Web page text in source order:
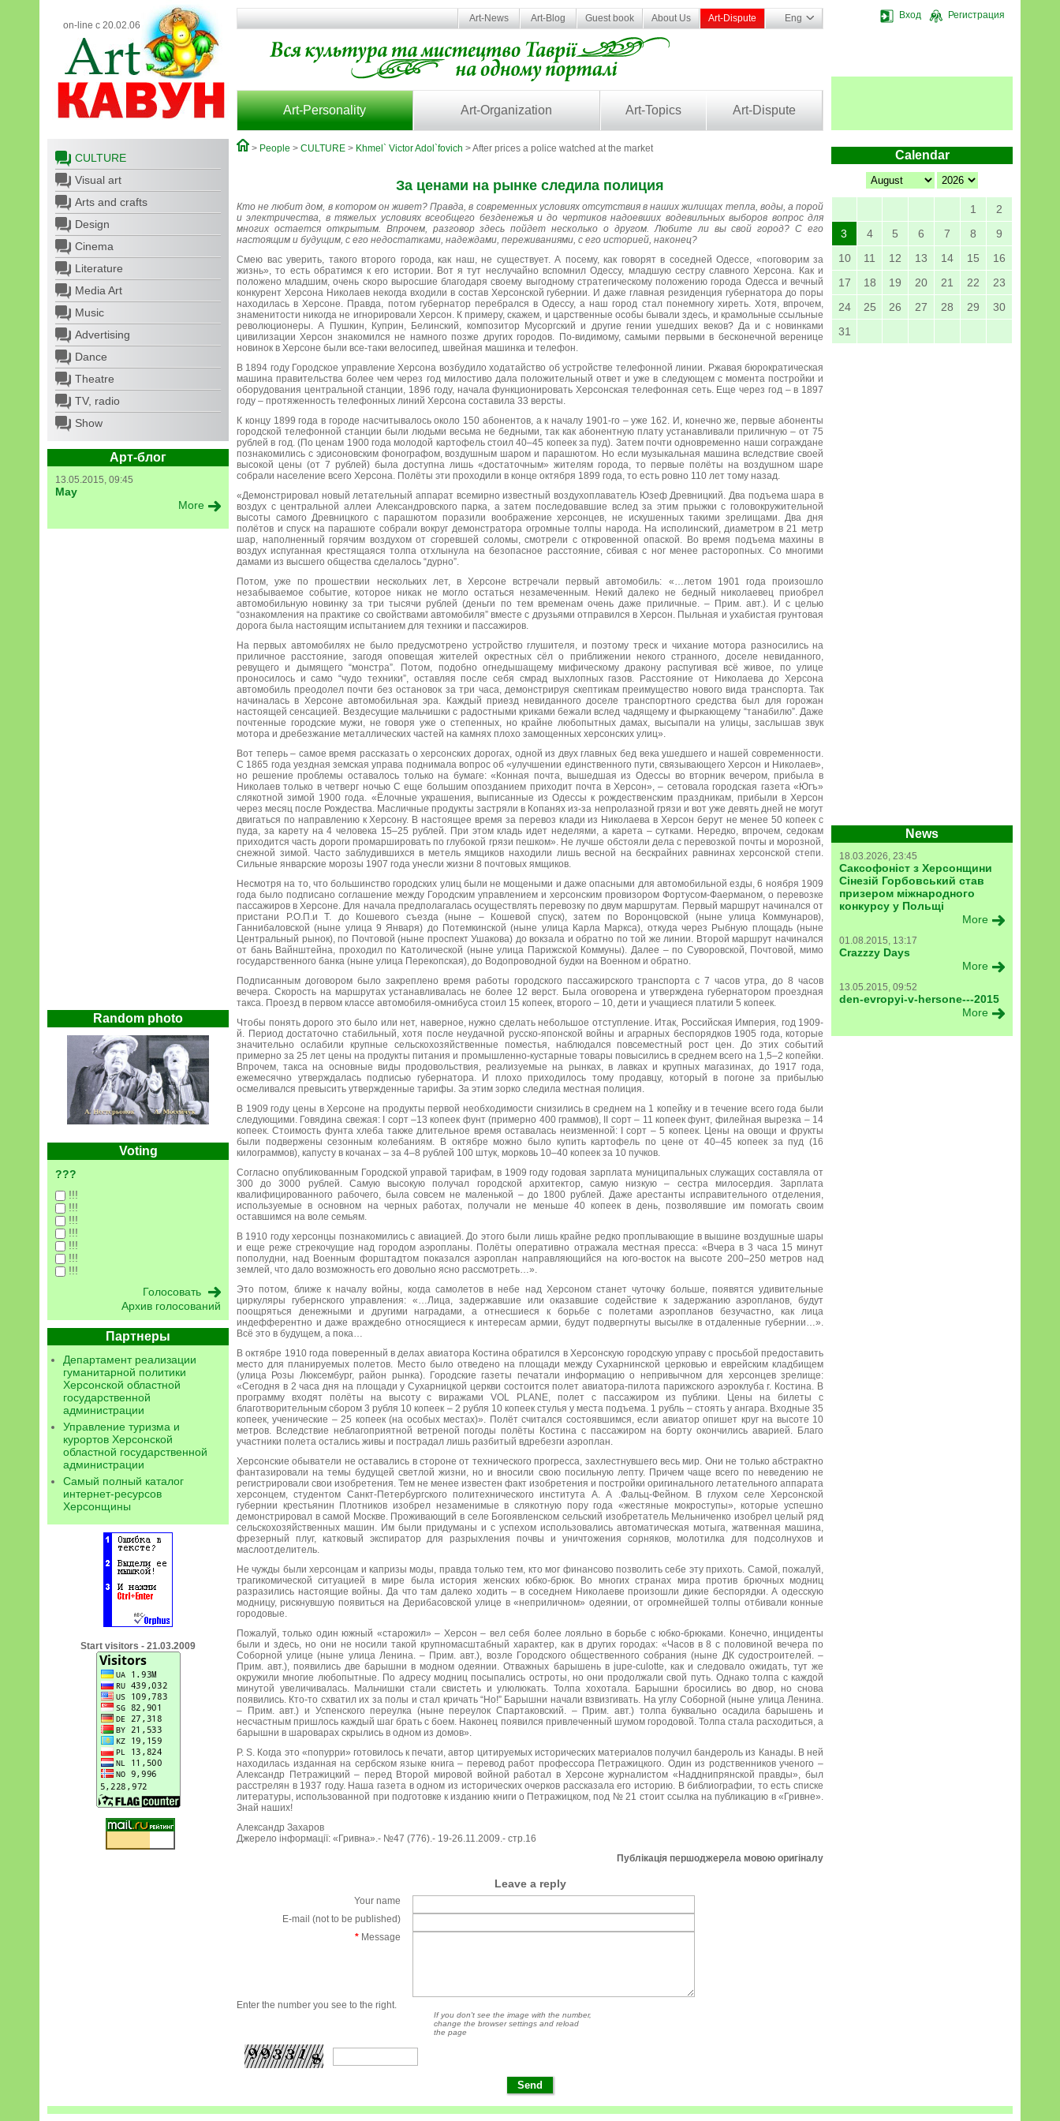
on-line с 20.02.06
Вход Регистрация
Art-News Art-Blog Guest book About Us Art-Dispute Eng
Art-Personality Art-Organization Art-Topics Art-Dispute
CULTURE
Visual art
Arts and crafts
Design
Cinema
Literature
Media Art
Music
Advertising
Dance
Theatre
TV, radio
Show
Арт-блог
13.05.2015, 09:45
May
More
Random photo
Voting
???
!!!
!!!
!!!
!!!
!!!
!!!
!!!
Архив голосований
Партнеры
Департамент реализации
гуманитарной политики
Херсонской областной
государственной
администрации
Управление туризма и
курортов Херсонской
областной государственной
администрации
Самый полный каталог
интернет-ресурсов
Херсонщины
Start visitors - 21.03.2009
Calendar
1
2
3
4 5 6 7 8
9
10
11 12 13 14 15
16
17
18 19 20 21 22
23
24
25 26 27 28 29
30
31
News
18.03.2026, 23:45
Саксофоніст з Херсонщини
Сінезій Горбовський став
призером міжнародного
конкурсу у Польщі
More
01.08.2015, 13:17
Crazzzy Days
More
13.05.2015, 09:52
den-evropyi-v-hersone---2015
More
> People > CULTURE > Khmel` Victor Adol`fovich > After prices a police watched at the market
За ценами на рынке следила полиция
Кто не любит дом, в котором он живет? Правда, в современных условиях отсутствия в наших жилищах тепла, воды, а порой
и электричества, в тяжелых условиях всеобщего безденежья и до чертиков надоевших водевильных выборов вопрос для
многих остается открытым. Впрочем, разговор здесь пойдет несколько о другом. Любите ли вы свой город? С его
настоящим и будущим, с его недостатками, надеждами, переживаниями, с его историей, наконец?
Смею вас уверить, такого второго города, как наш, не существует. А посему, как говорят в соседней Одессе, «поговорим за
жизнь», то есть обратимся к его истории. Вот я тут неслучайно вспомнил Одессу, младшую сестру славного Херсона. Как и
положено младшим, очень скоро выросшие благодаря своему выгодному стратегическому положению города Одесса и вечный
конкурент Херсона Николаев некогда входили в состав Херсонской губернии. И даже главная резиденция губернатора до поры
находилась в Херсоне. Правда, потом губернатор перебрался в Одессу, а наш город стал понемногу хиреть. Хотя, впрочем,
знаменитости никогда не игнорировали Херсон. К примеру, скажем, и царственные особы бывали здесь, и крамольные ссыльные
революционеры. А Пушкин, Куприн, Белинский, композитор Мусоргский и другие гении ушедших веков? Да и с новинками
цивилизации Херсон знакомился не намного позже других городов. По-видимому, самыми первыми в бесконечной веренице
новинок в Херсоне были все-таки велосипед, швейная машинка и телефон.
В 1894 году Городское управление Херсона возбудило ходатайство об устройстве телефонной линии. Ржавая бюрократическая
машина правительства более чем через год милостиво дала положительный ответ и уже в следующем с момента постройки и
оборудования центральной станции, 1896 году, начала функционировать Херсонская телефонная сеть. Еще через год – в 1897
году – протяженность телефонных линий Херсона составила 33 версты.
К концу 1899 года в городе насчитывалось около 150 абонентов, а к началу 1901-го – уже 162. И, конечно же, первые абоненты
городской телефонной станции были людьми весьма не бедными, так как абонентную плату устанавливали приличную – от 75
рублей в год. (По ценам 1900 года молодой картофель стоил 40–45 копеек за пуд). Затем почти одновременно наши сограждане
познакомились с эдисоновским фонографом, воздушным шаром и парашютом. Но если музыкальная машина вследствие своей
высокой цены (от 7 рублей) была доступна лишь «достаточным» жителям города, то первые полёты на воздушном шаре
собрали население всего Херсона. Полёты эти проходили в конце октября 1899 года, то есть ровно 110 лет тому назад.
«Демонстрировал новый летательный аппарат всемирно известный воздухоплаватель Юзеф Древницкий. Два подъема шара в
воздух с центральной аллеи Александровского парка, а затем последовавшие вслед за этим прыжки с головокружительной
высоты самого Древницкого с парашютом поразили воображение херсонцев, не искушенных такими зрелищами. Два дня
полётов и спуск на парашюте собрали вокруг демонстратора огромные толпы народа. На исполинский, диаметром в 21 метр
шар, наполненный горячим воздухом от сгоревшей соломы, смотрели с откровенной опаской. Во время подъема махины в
воздух испуганная крестящаяся толпа отхлынула на безопасное расстояние, сбивая с ног менее расторопных. Со многими
дамами из высшего общества сделалось “дурно”.
Потом, уже по прошествии нескольких лет, в Херсоне встречали первый автомобиль: «…летом 1901 года произошло
незабываемое событие, которое никак не могло остаться незамеченным. Некий далеко не бедный николаевец приобрел
автомобильную новинку за три тысячи рублей (деньги по тем временам очень даже приличные. – Прим. авт.). И с целью
“ознакомления на практике со свойствами автомобиля” вместе с друзьями отправился в Херсон. Пыльная и ухабистая грунтовая
дорога была настоящим испытанием для техники и пассажиров.
На первых автомобилях не было предусмотрено устройство глушителя, и поэтому треск и чихание мотора разносились на
приличное расстояние, загодя оповещая жителей окрестных сёл о приближении некого странного, доселе невиданного,
ревущего и дымящего “монстра”. Потом, подобно огнедышащему мифическому дракону распугивая всё живое, по улице
проносилось и само “чудо техники”, оставляя после себя смрад выхлопных газов. Расстояние от Николаева до Херсона
автомобиль преодолел почти без остановок за три часа, демонстрируя скептикам преимущество нового вида транспорта. Так
начиналась в Херсоне автомобильная эра. Каждый приезд невиданного доселе транспортного средства был для горожан
настоящей сенсацией. Вездесущие мальчишки с радостными криками бежали вслед чадящему и фыркающему “танабилю”. Даже
почтенные городские мужи, не говоря уже о степенных, но крайне любопытных дамах, высыпали на улицы, заслышав звук
мотора и дребезжание металлических частей на камнях плохо замощенных херсонских улиц».
Вот теперь – самое время рассказать о херсонских дорогах, одной из двух главных бед века ушедшего и нашей современности.
С 1865 года уездная земская управа поднимала вопрос об «улучшении единственного пути, связывающего Херсон и Николаев»,
но решение проблемы оставалось только на бумаге: «Конная почта, вышедшая из Одессы во вторник вечером, прибыла в
Николаев только в четверг ночью С еще большим опозданием приходит почта в Херсон», – сетовала городская газета «Югъ»
слякотной зимой 1900 года. «Ёлочные украшения, выписанные из Одессы к рождественским праздникам, прибыли в Херсон
через месяц после Рождества. Масличные продукты застряли в Копанях из-за непролазной грязи и вот уже девять дней не могут
двигаться по направлению к Херсону. В настоящее время за перевоз клади из Николаева в Херсон берут не менее 50 копеек с
пуда, за карету на 4 человека 15–25 рублей. При этом кладь идет неделями, а карета – сутками. Нередко, впрочем, седокам
приходится часть дороги промаршировать по глубокой грязи пешком». Не лучше обстояли дела с перевозкой почты и морозной,
снежной зимой. Часто заблудившихся в метель ямщиков находили лишь весной на бескрайних равнинах херсонской степи.
Сильные январские морозы 1907 года унесли жизни 8 почтовых ямщиков.
Несмотря на то, что большинство городских улиц были не мощеными и даже опасными для автомобильной езды, 6 ноября 1909
года было подписано соглашение между Городским управлением и херсонским провизором Фортусом-Фаерманом, о перевозке
пассажиров в Херсоне. Для начала предполагалась осуществлять перевозку по двум маршрутам. Первый маршрут начинался от
пристани Р.О.П.и Т. до Кошевого съезда (ныне – Кошевой спуск), затем по Воронцовской (ныне улица Коммунаров),
Ганнибаловской (ныне улица 9 Января) до Потемкинской (ныне улица Карла Маркса), откуда через Рыбную площадь (ныне
Центральный рынок), по Почтовой (ныне проспект Ушакова) до вокзала и обратно по той же линии. Второй маршрут начинался
от бань Вайнштейна, проходил по Католической (ныне улица Парижской Коммуны). Далее – по Суворовской, Почтовой, мимо
государственного банка (ныне улица Перекопская), до Водопроводной будки на Военном и обратно.
Подписанным договором было закреплено время работы городского пассажирского транспорта с 7 часов утра, до 8 часов
вечера. Скорость на маршрутах устанавливалась не более 12 верст. Была оговорена и утверждена губернатором проездная
такса. Проезд в первом классе автомобиля-омнибуса стоил 15 копеек, второго – 10, дети и учащиеся платили 5 копеек.
Чтобы понять дорого это было или нет, наверное, нужно сделать небольшое отступление. Итак, Российская Империя, год 1909-
й. Период достаточно стабильный, хотя после неудачной русско-японской войны и аграрных беспорядков 1905 года, которые
значительно ослабили крупные сельскохозяйственные поместья, наблюдался повсеместный рост цен. До этих событий
примерно за 25 лет цены на продукты питания и промышленно-кустарные товары повысились в среднем всего на 1,5–2 копейки.
Впрочем, такса на основные виды продовольствия, реализуемые на рынках, в лавках и крупных магазинах, до 1917 года,
ежемесячно утверждалась подписью губернатора. И плохо приходилось тому продавцу, который в погоне за прибылью
осмеливался превысить утвержденные тарифы. За этим зорко следила местная полиция.
В 1909 году цены в Херсоне на продукты первой необходимости снизились в среднем на 1 копейку и в течение всего года были
следующими. Говядина свежая: I сорт –13 копеек фунт (примерно 400 граммов), II сорт – 11 копеек фунт, филейная вырезка – 14
копеек. Стоимость фунта хлеба также длительное время оставалась неизменной: I сорт – 5 копеек. Цены на овощи и фрукты
были подвержены сезонным колебаниям. В октябре можно было купить картофель по цене от 40–45 копеек за пуд (16
килограммов), капусту в кочанах – за 4–8 рублей 100 штук, морковь 10–40 копеек за 10 пучков.
Согласно опубликованным Городской управой тарифам, в 1909 году годовая зарплата муниципальных служащих составляла от
300 до 3000 рублей. Самую высокую получал городской архитектор, самую низкую – сестра милосердия. Зарплата
квалифицированного рабочего, была совсем не маленькой – до 1800 рублей. Даже арестанты исправительного отделения,
используемые в основном на черных работах, получали не меньше 40 копеек в день, позволявшие им помогать своим
оставшимся на воле семьям.
В 1910 году херсонцы познакомились с авиацией. До этого были лишь крайне редко проплывающие в вышине воздушные шары
и еще реже стрекочущие над городом аэропланы. Полёты оперативно отражала местная пресса: «Вчера в 3 часа 15 минут
пополудни, над Военным форштадтом показался аэроплан направляющийся на юго-восток на высоте 200–250 метров над
землей, что дало возможность его довольно ясно рассмотреть…».
Это потом, ближе к началу войны, когда самолетов в небе над Херсоном станет чуточку больше, появятся удивительные
циркуляры губернского управления: «…Лица, задержавшие или оказавшие содействие к задержанию аэропланов, будут
поощряться денежными и другими наградами, а отнесшиеся к борьбе с полетами аэропланов безучастно, как лица
индефферентно и даже враждебно относящиеся к интересам армии, будут подвергнуты высылке в отдаленные губернии…».
Всё это в будущем, а пока…
В октябре 1910 года поверенный в делах авиатора Костина обратился в Херсонскую городскую управу с просьбой предоставить
место для планируемых полетов. Место было отведено на площади между Сухарнинской церковью и еврейским кладбищем
(улица Розы Люксембург, район рынка). Городские газеты печатали информацию о непривычном для херсонцев зрелище:
«Сегодня в 2 часа дня на площади у Сухарницкой церкви состоится полет авиатора-пилота парижского аэроклуба г. Костина. В
программу входят полёты на высоту с виражами VOL PLANE, полет с пассажиром из публики. Цены на билеты с
благотворительным сбором 3 рубля 10 копеек – 2 рубля 10 копеек стулья у места подъема. 1 рубль – стоять у ангара. Входные 35
копеек, ученические – 25 копеек (на особых местах)». Полёт считался состоявшимся, если авиатор опишет круг на высоте 10
метров. Вследствие неблагоприятной ветреной погоды полёты Костина с пассажиром на борту окончились аварией. Благо
участники полета остались живы и пострадал лишь разбитый вдребезги аэроплан.
Херсонские обыватели не оставались в стороне от технического прогресса, захлестнувшего весь мир. Они не только абстрактно
фантазировали на темы будущей светлой жизни, но и вносили свою посильную лепту. Причем чаще всего по неведению не
регистрировали свои изобретения. Тем не менее известен факт изобретения и постройки оригинального летательного аппарата
херсонцем, студентом Санкт-Петербургского политехнического института А. А .Фальц-Фейном. В глухом селе Херсонской
губернии крестьянин Плотников изобрел незаменимые в слякотную пору года «жестяные мокроступы», которые успешно
демонстрировал в самой Москве. Проживающий в селе Богоявленском сельский изобретатель Мельниченко изобрел целый ряд
сельскохозяйственных машин. Им были придуманы и с успехом использовались автоматическая мотыга, жатвенная машина,
фрезерный плуг, катковый экспиратор для разрыхления почвы и уничтожения сорняков, молотилка для подсолнухов и
маслоотделитель.
Не чужды были херсонцам и капризы моды, правда только тем, кто мог финансово позволить себе эту прихоть. Самой, пожалуй,
трагикомической ситуацией в мире была история женских юбко-брюк. Во многих странах мира против брючных модниц
разразились настоящие войны. Да что там далеко ходить – в соседнем Николаеве произошли дикие беспорядки. А одесскую
модницу, рискнувшую появиться на Дерибасовской улице в «неприличном» одеянии, от огромнейшей толпы отбивали конные
городовые.
Пожалуй, только один южный «старожил» – Херсон – вел себя более лояльно в борьбе с юбко-брюками. Конечно, инциденты
были и здесь, но они не носили такой крупномасштабный характер, как в других городах: «Часов в 8 с половиной вечера по
Соборной улице (ныне улица Ленина. – Прим. авт.), возле Городского общественного собрания (ныне ДК судостроителей. –
Прим. авт.), появились две барышни в модном одеянии. Отважных барышень в jupe-culotte, как и следовало ожидать, тут же
окружили многие любопытные. По адресу модниц посыпались остроты, но они продолжали свой путь. Однако толпа с каждой
минутой увеличивалась. Мальчишки стали свистеть и улюлюкать. Толпа хохотала. Барышни бросились во двор, но снова
появились. Кто-то схватил их за полы и стал кричать “Но!” Барышни начали взвизгивать. На углу Соборной (ныне улица Ленина.
– Прим. авт.) и Успенского переулка (ныне переулок Спартаковский. – Прим. авт.) толпа буквально осадила барышень и
несчастным пришлось каждый шаг брать с боем. Наконец появился привлеченный шумом городовой. Толпа стала расходиться, а
барышни в шароварах скрылись в одном из домов».
P. S. Когда это «попурри» готовилось к печати, автор цитируемых исторических материалов получил бандероль из Канады. В ней
находилась изданная на сербском языке книга – перевод работ профессора Петражицкого. Один из родственников ученого –
Александр Петражицкий – перед Второй мировой войной работал в Херсоне журналистом «Надднипрянской правды», был
расстрелян в 1937 году. Наша газета в одном из исторических очерков рассказала его историю. В библиографии, то есть списке
литературы, использованной при подготовке к изданию книги о Петражицком, под № 21 стоит ссылка на публикацию в «Гривне».
Знай наших!
Александр Захаров
Джерело інформації: «Гривна».- №47 (776).- 19-26.11.2009.- стр.16
Публікація першоджерела мовою оригіналу
Leave a reply
Your name
E-mail (not to be published)
* Message
Enter the number you see to the right.
If you don't see the image with the number,
change the browser settings and reload
the page